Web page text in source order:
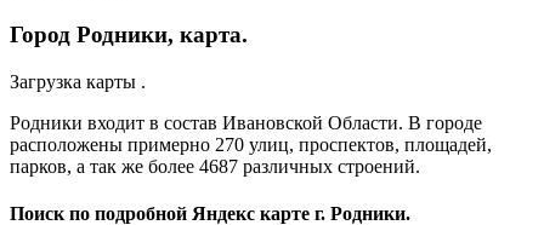
Город Родники, карта.
Загрузка карты .
Родники входит в состав Ивановской Области. В городе
расположены примерно 270 улиц, проспектов, площадей,
парков, а так же более 4687 различных строений.
Поиск по подробной Яндекс карте г. Родники.